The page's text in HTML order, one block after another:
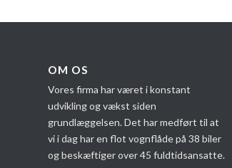
OM OS
Vores firma har været i konstant
udvikling og vækst siden
grundlæggelsen. Det har medført til at
vi i dag har en flot vognflåde på 38 biler
og beskæftiger over 45 fuldtidsansatte.